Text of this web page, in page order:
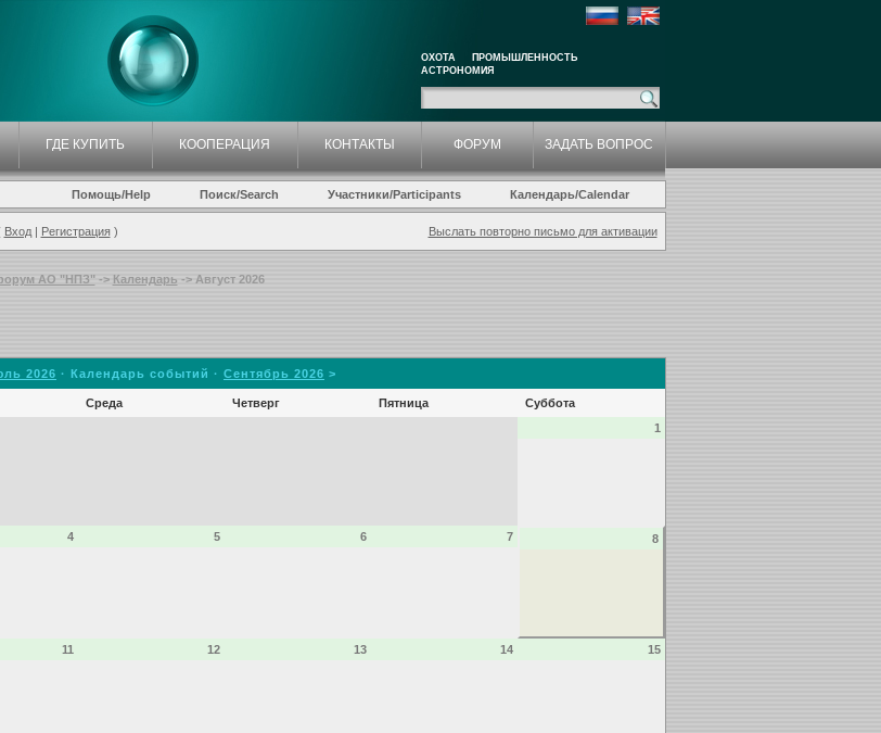
ОХОТА
ПРОМЫШЛЕННОСТЬ
АСТРОНОМИЯ
ГДЕ КУПИТЬ КООПЕРАЦИЯ КОНТАКТЫ ФОРУМ ЗАДАТЬ ВОПРОС
Помощь/Help Поиск/Search Участники/Participants Календарь/Calendar
Вход| Регистрация) Выслать повторно письмо для активации
АО "НПЗ"-> Календарь -> Август 2026
2026 · Календарь событий · Сентябрь 2026 >
Среда Четверг Пятница
Суббота
1
4 5 6 7 8
11 12 13 14 15